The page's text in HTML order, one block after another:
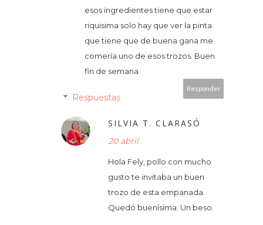
esos ingredientes tiene que estar
riquisima solo hay que ver la pinta
que tiene que de buena gana me
comería uno de esos trozos. Buen
fin de semana
Responder
Respuestas
SILVIA T. CLARASÓ
20 abril
Hola Fely, pollo con mucho
gusto te invitaba un buen
trozo de esta empanada.
Quedó buenísima. Un beso.